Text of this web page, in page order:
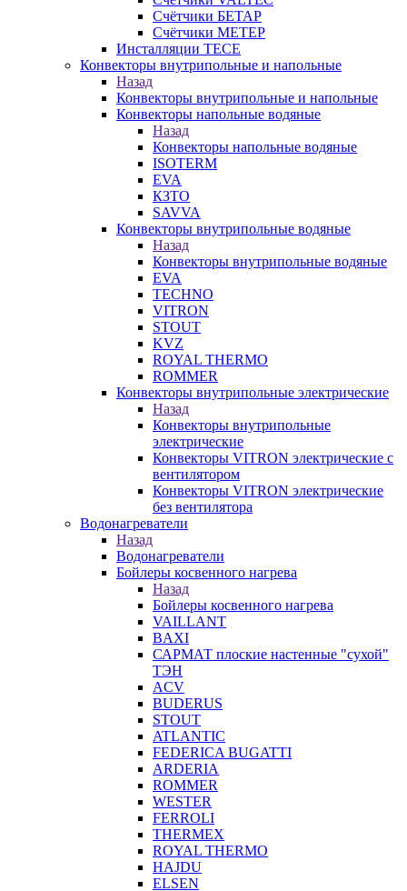
Счётчики БЕТАР
Счётчики МЕТЕР
Инсталляции TECE
Конвекторы внутрипольные и напольные
Назад
Конвекторы внутрипольные и напольные
Конвекторы напольные водяные
Назад
Конвекторы напольные водяные
ISOTERM
EVA
КЗТО
SAVVA
Конвекторы внутрипольные водяные
Назад
Конвекторы внутрипольные водяные
EVA
TECHNO
VITRON
STOUT
KVZ
ROYAL THERMO
ROMMER
Конвекторы внутрипольные электрические
Назад
Конвекторы внутрипольные
электрические
Конвекторы VITRON электрические с
вентилятором
Конвекторы VITRON электрические
без вентилятора
Водонагреватели
Назад
Водонагреватели
Бойлеры косвенного нагрева
Назад
Бойлеры косвенного нагрева
VAILLANT
BAXI
САРМАТ плоские настенные "сухой"
ТЭН
ACV
BUDERUS
STOUT
ATLANTIC
FEDERICA BUGATTI
ARDERIA
ROMMER
WESTER
FERROLI
THERMEX
ROYAL THERMO
HAJDU
ELSEN